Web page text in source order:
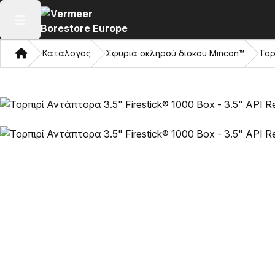
Άνοιγμα κύριου μενού
ΣπίτιΚατάλογος Σφυριά σκληρού δίσκου Mincon™